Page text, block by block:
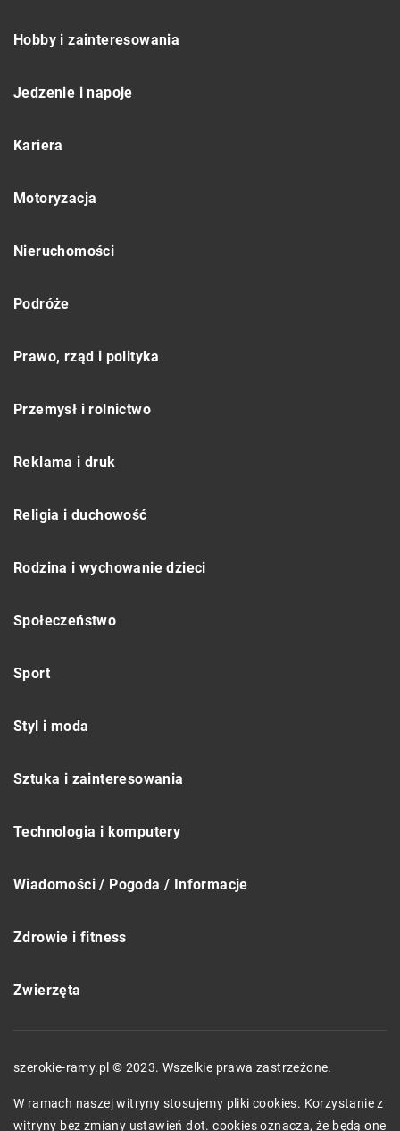
Hobby i zainteresowania
Jedzenie i napoje
Kariera
Motoryzacja
Nieruchomości
Podróże
Prawo, rząd i polityka
Przemysł i rolnictwo
Reklama i druk
Religia i duchowość
Rodzina i wychowanie dzieci
Społeczeństwo
Sport
Styl i moda
Sztuka i zainteresowania
Technologia i komputery
Wiadomości / Pogoda / Informacje
Zdrowie i fitness
Zwierzęta
szerokie-ramy.pl © 2023. Wszelkie prawa zastrzeżone.
W ramach naszej witryny stosujemy pliki cookies. Korzystanie z
witryny bez zmiany ustawień dot. cookies oznacza, że będą one